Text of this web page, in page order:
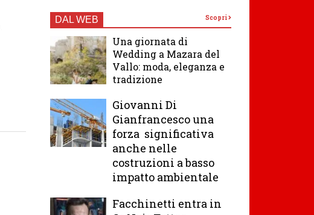
DAL WEB Scopri
Una giornata di
Wedding a Mazara del
Vallo: moda, eleganza e
tradizione
Giovanni Di
Gianfrancesco una
forza significativa
anche nelle
costruzioni a basso
impatto ambientale
Facchinetti entra in